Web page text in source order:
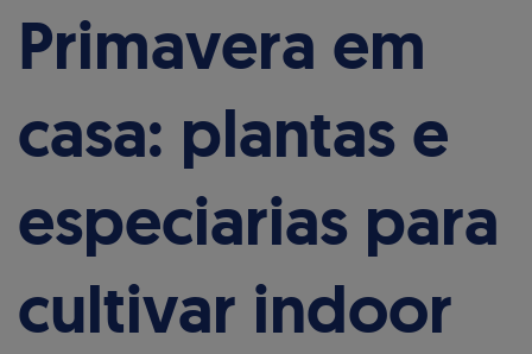
Primavera em
casa: plantas e
especiarias para
cultivar indoor